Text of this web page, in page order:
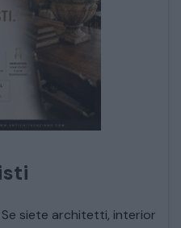
COMPLETO
siete architetti, interior